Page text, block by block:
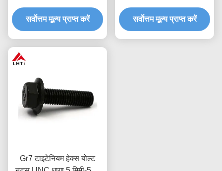
बोल्ट
सर्वोत्तम मूल्य प्राप्त करें
नट्स M14 M18 M20 सीएनसी
मशीनीकृत संक्षारण प्रतिरोधी
सर्वोत्तम मूल्य प्राप्त करें
Gr7 टाइटेनियम हेक्स बोल्ट